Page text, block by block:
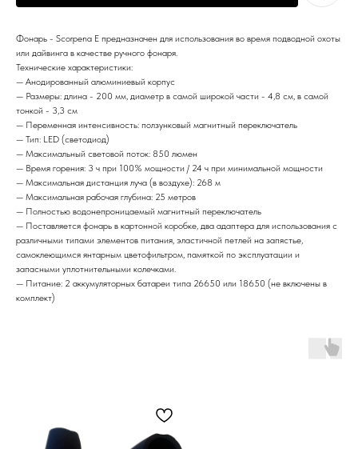
Фонарь - Scorpena E предназначен для использования во время подводной охоты
или дайвинга в качестве ручного фонаря.
Технические характеристики:
— Анодированный алюминиевый корпус
— Размеры: длина - 200 мм, диаметр в самой широкой части - 4,8 см, в самой
тонкой - 3,3 см
— Переменная интенсивность: ползунковый магнитный переключатель
— Тип: LED (светодиод)
— Максимальный световой поток: 850 люмен
— Время горения: 3 ч при 100% мощности / 24 ч при минимальной мощности
— Максимальная дистанция луча (в воздухе): 268 м
— Максимальная рабочая глубина: 25 метров
— Полностью водонепроницаемый магнитный переключатель
— Поставляется фонарь в картонной коробке, два адаптера для использования с
различными типами элементов питания, эластичной петлей на запястье,
самоклеющимся янтарным цветофильтром, памяткой по эксплуатации и
запасными уплотнительными колечками.
— Питание: 2 аккумуляторных батареи типа 26650 или 18650 (не включены в
комплект)